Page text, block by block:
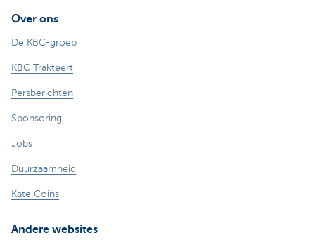
Over ons
De KBC-groep
KBC Trakteert
Persberichten
Sponsoring
Jobs
Duurzaamheid
Kate Coins
Andere websites